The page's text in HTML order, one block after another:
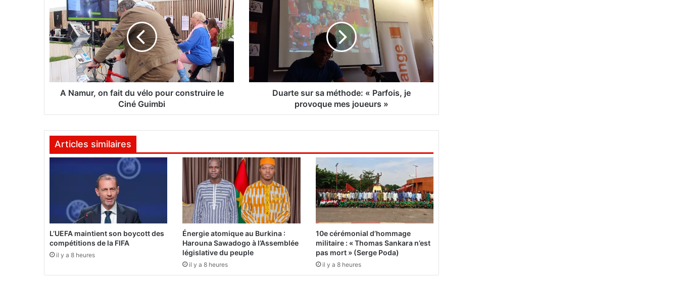
N
a
m
u
,
n
i
d
v
r
c
o
A Namur, on fait du vélo pour construire le
Ciné Guimbi
u
e
r
m
o
d
:
«
P
a
o
Duarte sur sa méthode: « Parfois, je
provoque mes joueurs »
Articles similaires
L’UEFA maintient son boycott des
compétitions de la FIFA
il y a 8 heures
Énergie atomique au Burkina :
Harouna Sawadogo à l’Assemblée
législative du peuple
il y a 8 heures
10e cérémonial d’hommage
militaire : « Thomas Sankara n’est
pas mort » (Serge Poda)
il y a 8 heures